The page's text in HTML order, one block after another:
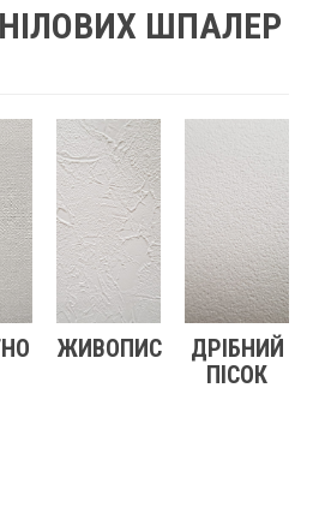
ШПАЛЕР
ЖИВОПИС
ДРІБНИЙ
ПІСОК